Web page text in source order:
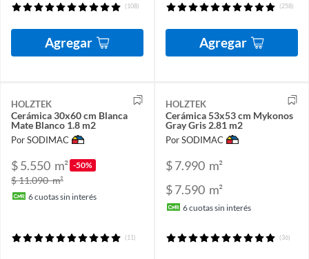
(108)
Agregar
(258)
Agregar
HOLZTEK
Cerámica 30x60 cm Blanca
Mate Blanco 1.8 m2
Por SODIMAC
$ 5.550 m² -50%
$ 11.090m²
6cuotas sin interés
(11)
HOLZTEK
Cerámica 53x53 cm Mykonos
Gray Gris 2.81 m2
Por SODIMAC
$ 7.990 m²
$ 7.590 m²
6cuotas sin interés
(36)